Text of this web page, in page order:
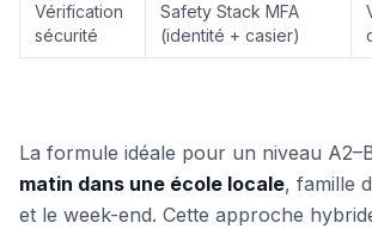
Vérification
sécurité
Safety Stack MFA
(identité + casier)
La formule idéale pour un niveau
matin dans une école locale, famille
et le week-end. Cette approche